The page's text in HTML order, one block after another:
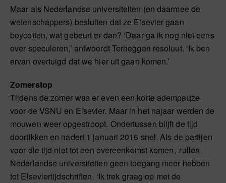
Maar als Nederlandse universiteiten (en daarmee de
wetenschappers) besluiten dat ze Elsevier gaan
boycotten, wat gebeurt er dan? ‘Daar ga ik nog niet eens
over speculeren,’ antwoordt Terheggen resoluut. ‘Ik ben
ervan overtuigd dat we hier uit gaan komen.’
Zomerstop
Tijdens de zomer was er even een korte adempauze
voor de VSNU en Elsevier. Maar in het najaar werden de
mouwen weer opgestroopt. Ondertussen blijft de tijd
doortikken en nadert 1 januari 2016 snel. Als de partijen
voor die tijd niet tot een overeenkomst komen, zullen
Nederlandse universiteiten geen toegang meer hebben
tot Elseviertijdschriften. ‘Ik trek graag op met de